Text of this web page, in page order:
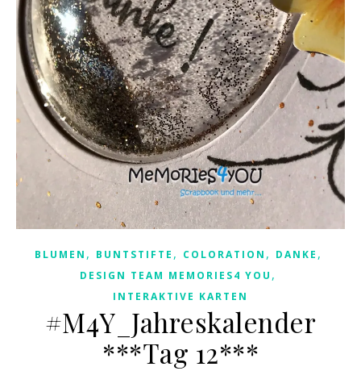
BLUMEN , BUNTSTIFTE , COLORATION , DANKE ,
DESIGN TEAM MEMORIES4 YOU ,
INTERAKTIVE KARTEN
#M4Y_Jahreskalender
***Tag 12***